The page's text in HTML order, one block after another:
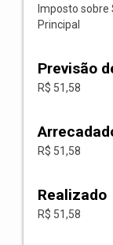
Imposto sobre
Principal
Previsão
R$ 51,58
R$ 51,58
Realizado
R$ 51,58